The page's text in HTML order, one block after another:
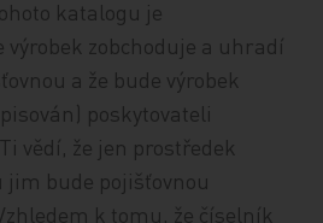
katalogu je
výrobek zobchoduje a uhradí
a že bude výrobek
poskytovateli
vědí, že jen prostředek
jim bude pojišťovnou
k tomu, že číselník